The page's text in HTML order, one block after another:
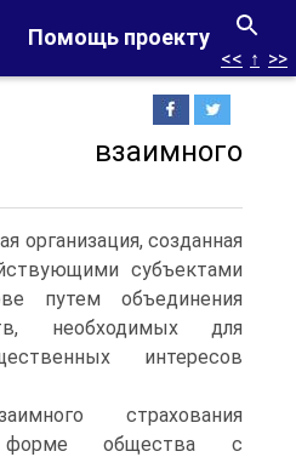
Помощь проекту
<< ↑ >>
взаимного
организация, созданная
субъектами
путем объединения
необходимых для
интересов
страхования
общества с